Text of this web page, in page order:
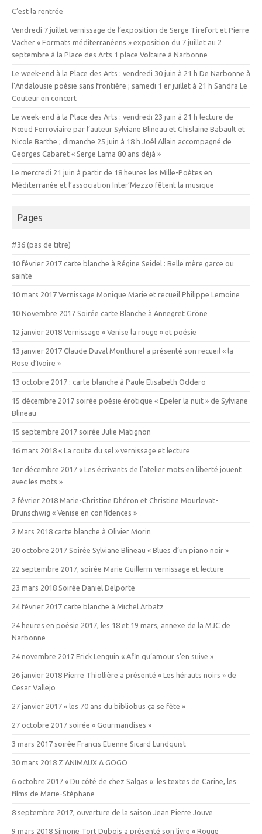
C’est la rentrée
Vendredi 7 juillet vernissage de l’exposition de Serge Tirefort et Pierre
Vacher « Formats méditerranéens » exposition du 7 juillet au 2
septembre à la Place des Arts 1 place Voltaire à Narbonne
Le week-end à la Place des Arts : vendredi 30 juin à 21 h De Narbonne à
l’Andalousie poésie sans frontière ; samedi 1 er juillet à 21 h Sandra Le
Couteur en concert
Le week-end à la Place des Arts : vendredi 23 juin à 21 h lecture de
Nœud Ferroviaire par l’auteur Sylviane Blineau et Ghislaine Babault et
Nicole Barthe ; dimanche 25 juin à 18 h Joêl Allain accompagné de
Georges Cabaret « Serge Lama 80 ans déjà »
Le mercredi 21 juin à partir de 18 heures les Mille-Poètes en
Méditerranée et l’association Inter’Mezzo fêtent la musique
Pages
#36 (pas de titre)
10 février 2017 carte blanche à Régine Seidel : Belle mère garce ou
sainte
10 mars 2017 Vernissage Monique Marie et recueil Philippe Lemoine
10 Novembre 2017 Soirée carte Blanche à Annegret Gröne
12 janvier 2018 Vernissage « Venise la rouge » et poésie
13 janvier 2017 Claude Duval Monthurel a présenté son recueil « la
Rose d’Ivoire »
13 octobre 2017 : carte blanche à Paule Elisabeth Oddero
15 décembre 2017 soirée poésie érotique « Epeler la nuit » de Sylviane
Blineau
15 septembre 2017 soirée Julie Matignon
16 mars 2018 « La route du sel » vernissage et lecture
1er décembre 2017 « Les écrivants de l’atelier mots en liberté jouent
avec les mots »
2 février 2018 Marie-Christine Dhéron et Christine Mourlevat-
Brunschwig « Venise en confidences »
2 Mars 2018 carte blanche à Olivier Morin
20 octobre 2017 Soirée Sylviane Blineau « Blues d’un piano noir »
22 septembre 2017, soirée Marie Guillerm vernissage et lecture
23 mars 2018 Soirée Daniel Delporte
24 février 2017 carte blanche à Michel Arbatz
24 heures en poésie 2017, les 18 et 19 mars, annexe de la MJC de
Narbonne
24 novembre 2017 Erick Lenguin « Afin qu’amour s’en suive »
26 janvier 2018 Pierre Thiollière a présenté « Les hérauts noirs » de
Cesar Vallejo
27 janvier 2017 « les 70 ans du bibliobus ça se fête »
27 octobre 2017 soirée « Gourmandises »
3 mars 2017 soirée Francis Etienne Sicard Lundquist
30 mars 2018 Z’ANIMAUX A GOGO
6 octobre 2017 « Du côté de chez Salgas »: les textes de Carine, les
films de Marie-Stéphane
8 septembre 2017, ouverture de la saison Jean Pierre Jouve
9 mars 2018 Simone Tort Dubois a présenté son livre « Rouge